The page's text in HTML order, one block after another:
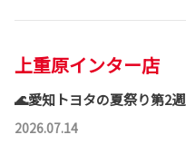
上重原インター店
🌊愛知トヨタの夏祭り第2週
2026.07.14